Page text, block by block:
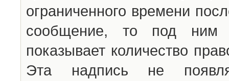
ограниченного времени
сообщение, то под ним
показывает количество
Эта надпись не